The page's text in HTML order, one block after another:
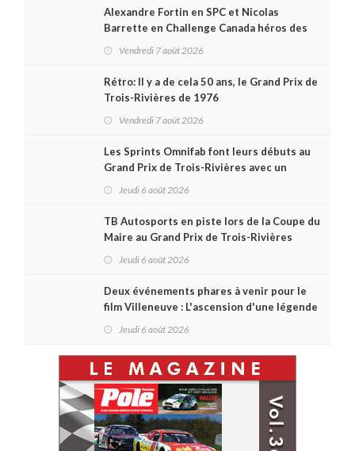
Alexandre Fortin en SPC et Nicolas
Barrette en Challenge Canada héros des
Vendredi 7 août 2026
Rétro: Il y a de cela 50 ans, le Grand Prix de
Trois-Rivières de 1976
Vendredi 7 août 2026
Les Sprints Omnifab font leurs débuts au
Grand Prix de Trois-Rivières avec un
Jeudi 6 août 2026
TB Autosports en piste lors de la Coupe du
Maire au Grand Prix de Trois-Rivières
Jeudi 6 août 2026
Deux événements phares à venir pour le
film Villeneuve : L'ascension d'une légende
Jeudi 6 août 2026